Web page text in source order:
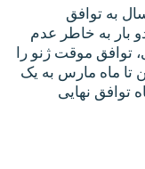
به توافق
بار به خاطر عدم
موقت ژنو را
تا ماه مارس به يک
دست يابند و تا ۱۰ تيرماه توافق نهايی